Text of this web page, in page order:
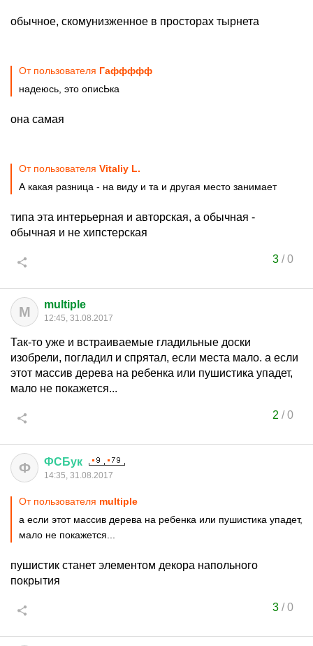
обычное, скомунизженное в просторах тырнета
От пользователя Гаффффф
надеюсь, это описЬка
она самая
От пользователя Vitaliy L.
А какая разница - на виду и та и другая место занимает
типа эта интерьерная и авторская, а обычная -
обычная и не хипстерская
3/0
M multiple
12:45, 31.08.2017
Так-то уже и встраиваемые гладильные доски
изобрели, погладил и спрятал, если места мало. а если
этот массив дерева на ребенка или пушистика упадет,
мало не покажется...
2 /0
Ф ФСБук
14:35, 31.08.2017
От пользователя multiple
а если этот массив дерева на ребенка или пушистика упадет,
мало не покажется...
пушистик станет элементом декора напольного
покрытия
3/0